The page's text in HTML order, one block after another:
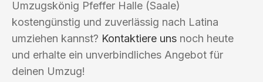
Umzugskönig Pfeffer Halle (Saale)
kostengünstig und zuverlässig nach Latina
umziehen kannst? Kontaktiere uns noch heute
und erhalte ein unverbindliches Angebot für
deinen Umzug!